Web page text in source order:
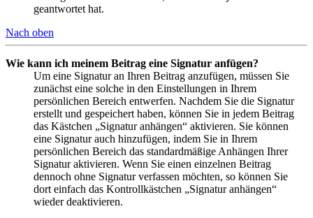
geantwortet hat.
Nach oben
Wie kann ich meinem Beitrag eine Signatur anfügen?
Um eine Signatur an Ihren Beitrag anzufügen, müssen Sie
zunächst eine solche in den Einstellungen in Ihrem
persönlichen Bereich entwerfen. Nachdem Sie die Signatur
erstellt und gespeichert haben, können Sie in jedem Beitrag
das Kästchen „Signatur anhängen“ aktivieren. Sie können
eine Signatur auch hinzufügen, indem Sie in Ihrem
persönlichen Bereich das standardmäßige Anhängen Ihrer
Signatur aktivieren. Wenn Sie einen einzelnen Beitrag
dennoch ohne Signatur verfassen möchten, so können Sie
dort einfach das Kontrollkästchen „Signatur anhängen“
wieder deaktivieren.